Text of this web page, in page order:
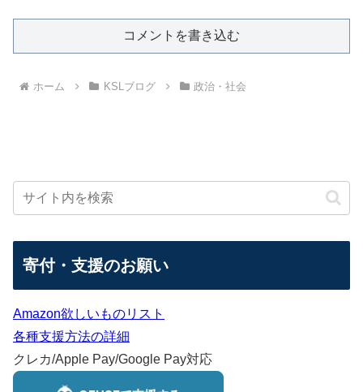
コメントを書き込む
ホーム KSLブログ 政治・社会
寄付・支援のお願い
Amazon欲しいものリスト
各種支援方法の詳細
クレカ/Apple Pay/Google Pay対応